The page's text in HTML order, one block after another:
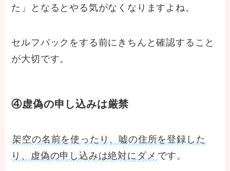
た」となるとやる気がなくなりますよね。
セルフバックをする前にきちんと確認すること
が大切です。
④虚偽の申し込みは厳禁
架空の名前を使ったり、嘘の住所を登録した
り、虚偽の申し込みは絶対にダメ です。